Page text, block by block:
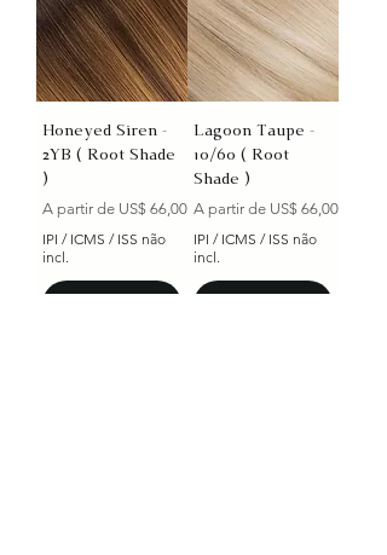
Honeyed Siren -
2YB ( Root Shade
)
A partir de US$ 66,00
Preço promocional
IPI / ICMS / ISS não
incl.
Lagoon Taupe -
10/60 ( Root
Shade )
A partir de US$ 66,00
Preço promocional
IPI / ICMS / ISS não
incl.